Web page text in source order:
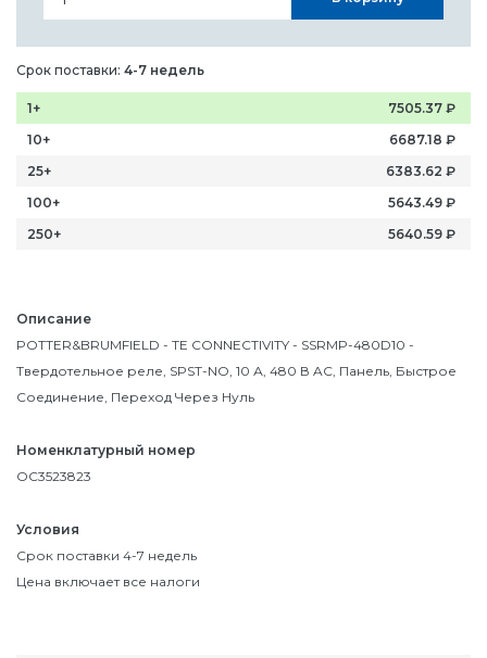
Описание
POTTER&BRUMFIELD - TE CONNECTIVITY - SSRMP-480D10 -
Твердотельное реле, SPST-NO, 10 А, 480 В AC, Панель, Быстрое
Соединение, Переход Через Нуль
Номенклатурный номер
OC3523823
Условия
Срок поставки 4-7 недель
Цена включает все налоги
Срок поставки: 4-7 недель
1+ 7505.37 ₽
10+
6687.18 ₽
25+
6383.62 ₽
100+
5643.49 ₽
250+
5640.59 ₽